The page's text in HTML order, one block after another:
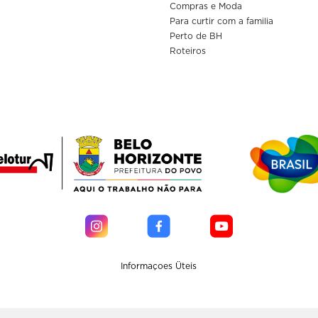
Compras e Moda
Para curtir com a familia
Perto de BH
Roteiros
Informaçoes Üteis